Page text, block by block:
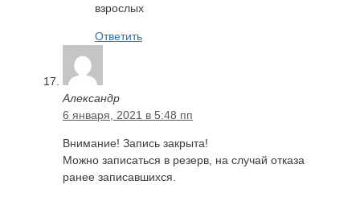
взрослых
Ответить
Александр
6 января, 2021 в 5:48 пп
Внимание! Запись закрыта!
Можно записаться в резерв, на случай отказа
ранее записавшихся.